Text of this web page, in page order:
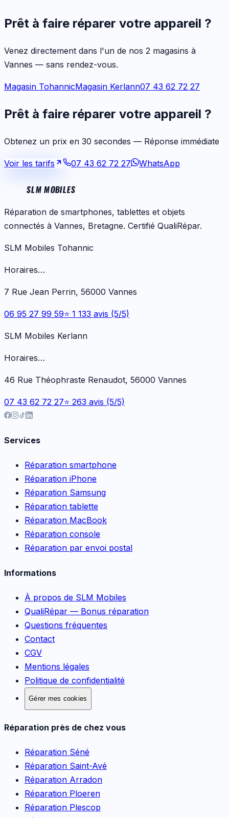
Prêt à faire réparer votre appareil ?
Venez directement dans l'un de nos 2 magasins à
Vannes — sans rendez-vous.
Magasin TohannicMagasin Kerlann07 43 62 72 27
Prêt à faire réparer votre appareil ?
Obtenez un prix en 30 secondes — Réponse immédiate
Voir les tarifs 07 43 62 72 27 WhatsApp
SLM MOBILES
Réparation de smartphones, tablettes et objets
connectés à Vannes, Bretagne. Certifié QualiRépar.
SLM Mobiles Tohannic
Horaires…
7 Rue Jean Perrin, 56000 Vannes
06 95 27 99 59⭐ 1 133 avis (5/5)
SLM Mobiles Kerlann
Horaires…
46 Rue Théophraste Renaudot, 56000 Vannes
07 43 62 72 27⭐ 263 avis (5/5)
Services
Réparation smartphone
Réparation iPhone
Réparation Samsung
Réparation tablette
Réparation MacBook
Réparation console
Réparation par envoi postal
Informations
À propos de SLM Mobiles
QualiRépar — Bonus réparation
Questions fréquentes
Contact
CGV
Mentions légales
Politique de confidentialité
Gérer mes cookies
Réparation près de chez vous
Réparation Séné
Réparation Saint-Avé
Réparation Arradon
Réparation Ploeren
Réparation Plescop